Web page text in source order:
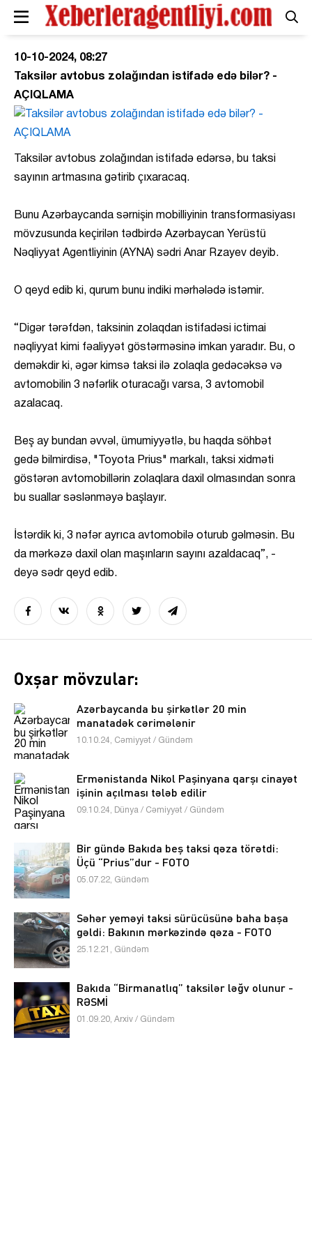
10-10-2024, 08:27
Taksilər avtobus zolağından istifadə edə bilər? -
AÇIQLAMA
Taksilər avtobus zolağından istifadə edərsə, bu taksi
sayının artmasına gətirib çıxaracaq.
Bunu Azərbaycanda sərnişin mobilliyinin transformasiyası
mövzusunda keçirilən tədbirdə Azərbaycan Yerüstü
Nəqliyyat Agentliyinin (AYNA) sədri Anar Rzayev deyib.
O qeyd edib ki, qurum bunu indiki mərhələdə istəmir.
“Digər tərəfdən, taksinin zolaqdan istifadəsi ictimai
nəqliyyat kimi fəaliyyət göstərməsinə imkan yaradır. Bu, o
deməkdir ki, əgər kimsə taksi ilə zolaqla gedəcəksə və
avtomobilin 3 nəfərlik oturacağı varsa, 3 avtomobil
azalacaq.
Beş ay bundan əvvəl, ümumiyyətlə, bu haqda söhbət
gedə bilmirdisə, "Toyota Prius" markalı, taksi xidməti
göstərən avtomobillərin zolaqlara daxil olmasından sonra
bu suallar səslənməyə başlayır.
İstərdik ki, 3 nəfər ayrıca avtomobilə oturub gəlməsin. Bu
da mərkəzə daxil olan maşınların sayını azaldacaq”, -
deyə sədr qeyd edib.
Oxşar mövzular:
Azərbaycanda bu şirkətlər 20 min
manatadək cərimələnir
10.10.24, Cəmiyyət / Gündəm
Ermənistanda Nikol Paşinyana qarşı cinayət
işinin açılması tələb edilir
09.10.24, Dünya / Cəmiyyət / Gündəm
Bir gündə Bakıda beş taksi qəza törətdi:
Üçü “Prius”dur - FOTO
05.07.22, Gündəm
Səhər yeməyi taksi sürücüsünə baha başa
gəldi: Bakının mərkəzində qəza - FOTO
25.12.21, Gündəm
Bakıda “Birmanatlıq” taksilər ləğv olunur -
RƏSMİ
01.09.20, Arxiv / Gündəm